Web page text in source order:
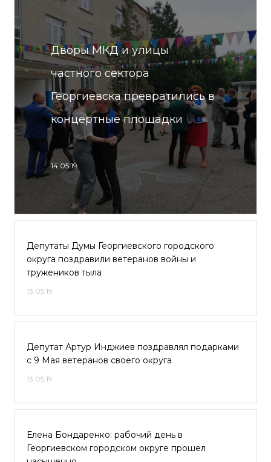
Дворы МКД и улицы
частного сектора
Георгиевска превратились в
концертные площадки
14.05.19
Депутаты Думы Георгиевского городского
округа поздравили ветеранов войны и
тружеников тыла
13.05.19
Депутат Артур Инджиев поздравлял подарками
с 9 Мая ветеранов своего округа
13.05.19
Елена Бондаренко: рабочий день в
Георгиевском городском округе прошел